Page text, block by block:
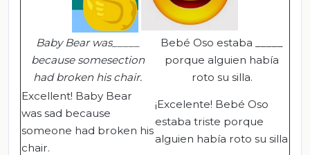
Baby Bear was_____
because somesection
had broken his chair.
Bebé Oso estaba _____
porque alguien había
roto su silla.
Excellent! Baby Bear
was sad because
someone had broken his
chair.
¡Excelente! Bebé Oso
estaba triste porque
alguien había roto su silla